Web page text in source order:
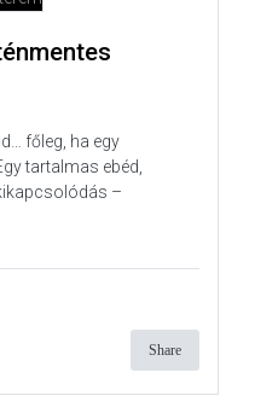
főleg, ha egy
tartalmas ebéd,
–
Share